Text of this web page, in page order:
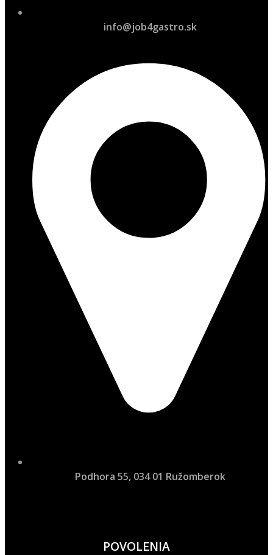
info@job4gastro.sk
Podhora 55, 034 01 Ružomberok
POVOLENIA